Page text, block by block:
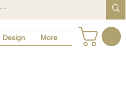
Design More